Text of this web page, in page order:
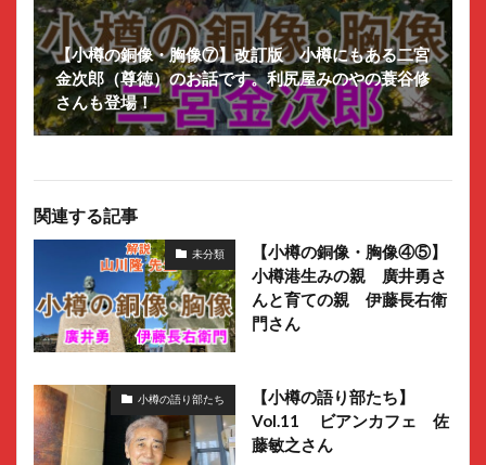
【小樽の銅像・胸像⑦】改訂版 小樽にもある二宮
金次郎（尊徳）のお話です。利尻屋みのやの蓑谷修
さんも登場！
関連する記事
未分類
【小樽の銅像・胸像④⑤】
小樽港生みの親 廣井勇さ
んと育ての親 伊藤長右衛
門さん
小樽の語り部たち
【小樽の語り部たち】
Vol.11 ビアンカフェ 佐
藤敏之さん